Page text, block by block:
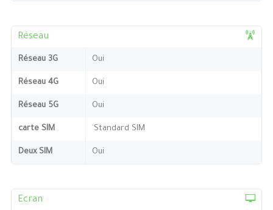
Réseau
Réseau 3G Oui
Réseau 4G Oui
Réseau 5G Oui
carte SIM `Standard SIM
Deux SIM Oui
Ecran